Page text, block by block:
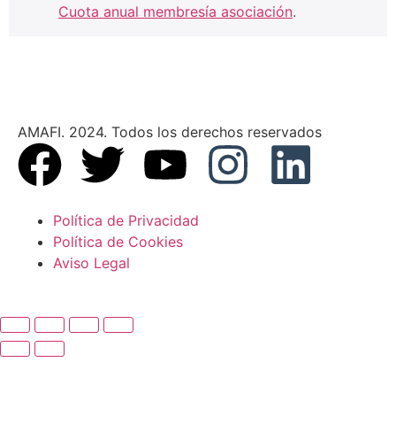
Cuota anual membresía asociación.
AMAFI. 2024. Todos los derechos reservados
Política de Privacidad
Política de Cookies
Aviso Legal